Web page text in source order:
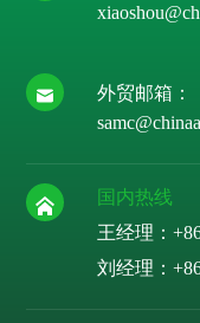
外贸邮箱：
国内热线
王经理：
刘经理：